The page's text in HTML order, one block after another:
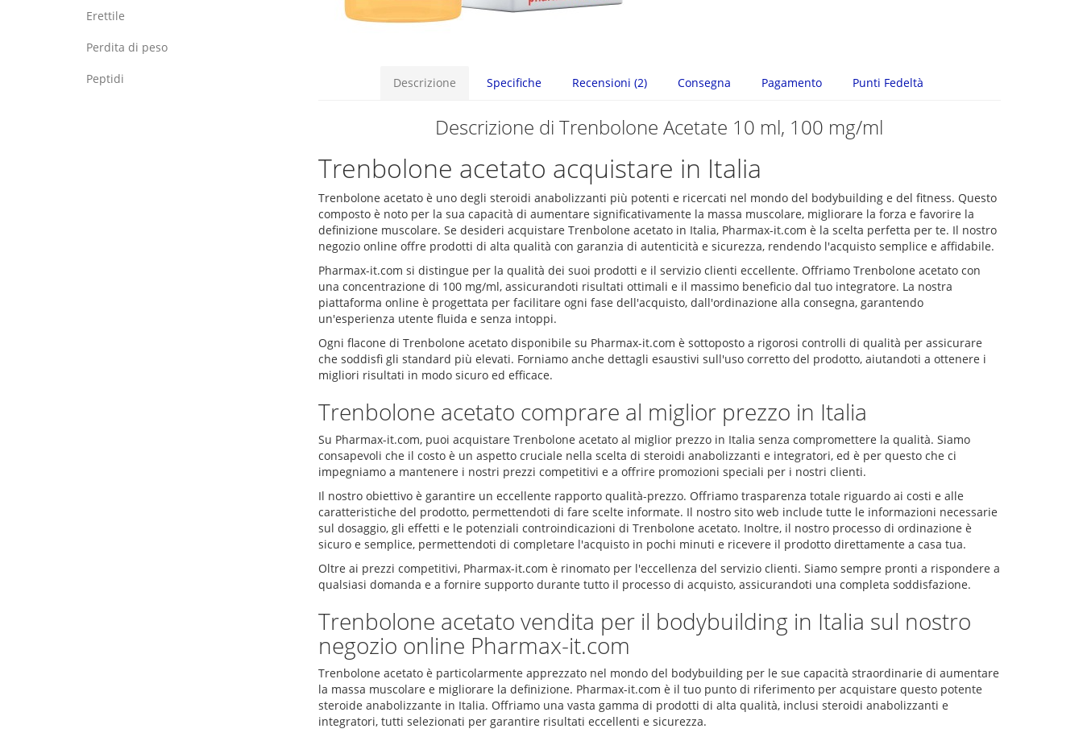
Erettile
Perdita di peso
Peptidi Descrizione Specifiche Recensioni (2) Consegna Pagamento Punti Fedeltà
Descrizione di Trenbolone Acetate 10 ml, 100 mg/ml
Trenbolone acetato acquistare in Italia
Trenbolone acetato è uno degli steroidi anabolizzanti più potenti e ricercati nel mondo del bodybuilding e del fitness. Questo
composto è noto per la sua capacità di aumentare significativamente la massa muscolare, migliorare la forza e favorire la
definizione muscolare. Se desideri acquistare Trenbolone acetato in Italia, Pharmax-it.com è la scelta perfetta per te. Il nostro
negozio online offre prodotti di alta qualità con garanzia di autenticità e sicurezza, rendendo l'acquisto semplice e affidabile.
Pharmax-it.com si distingue per la qualità dei suoi prodotti e il servizio clienti eccellente. Offriamo Trenbolone acetato con
una concentrazione di 100 mg/ml, assicurandoti risultati ottimali e il massimo beneficio dal tuo integratore. La nostra
piattaforma online è progettata per facilitare ogni fase dell'acquisto, dall'ordinazione alla consegna, garantendo
un'esperienza utente fluida e senza intoppi.
Ogni flacone di Trenbolone acetato disponibile su Pharmax-it.com è sottoposto a rigorosi controlli di qualità per assicurare
che soddisfi gli standard più elevati. Forniamo anche dettagli esaustivi sull'uso corretto del prodotto, aiutandoti a ottenere i
migliori risultati in modo sicuro ed efficace.
Trenbolone acetato comprare al miglior prezzo in Italia
Su Pharmax-it.com, puoi acquistare Trenbolone acetato al miglior prezzo in Italia senza compromettere la qualità. Siamo
consapevoli che il costo è un aspetto cruciale nella scelta di steroidi anabolizzanti e integratori, ed è per questo che ci
impegniamo a mantenere i nostri prezzi competitivi e a offrire promozioni speciali per i nostri clienti.
Il nostro obiettivo è garantire un eccellente rapporto qualità-prezzo. Offriamo trasparenza totale riguardo ai costi e alle
caratteristiche del prodotto, permettendoti di fare scelte informate. Il nostro sito web include tutte le informazioni necessarie
sul dosaggio, gli effetti e le potenziali controindicazioni di Trenbolone acetato. Inoltre, il nostro processo di ordinazione è
sicuro e semplice, permettendoti di completare l'acquisto in pochi minuti e ricevere il prodotto direttamente a casa tua.
Oltre ai prezzi competitivi, Pharmax-it.com è rinomato per l'eccellenza del servizio clienti. Siamo sempre pronti a rispondere a
qualsiasi domanda e a fornire supporto durante tutto il processo di acquisto, assicurandoti una completa soddisfazione.
Trenbolone acetato vendita per il bodybuilding in Italia sul nostro
negozio online Pharmax-it.com
Trenbolone acetato è particolarmente apprezzato nel mondo del bodybuilding per le sue capacità straordinarie di aumentare
la massa muscolare e migliorare la definizione. Pharmax-it.com è il tuo punto di riferimento per acquistare questo potente
steroide anabolizzante in Italia. Offriamo una vasta gamma di prodotti di alta qualità, inclusi steroidi anabolizzanti e
integratori, tutti selezionati per garantire risultati eccellenti e sicurezza.